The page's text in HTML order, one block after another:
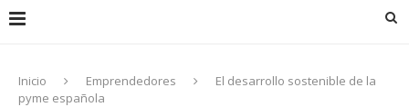
Inicio Emprendedores
El desarrollo sostenible de la
pyme española